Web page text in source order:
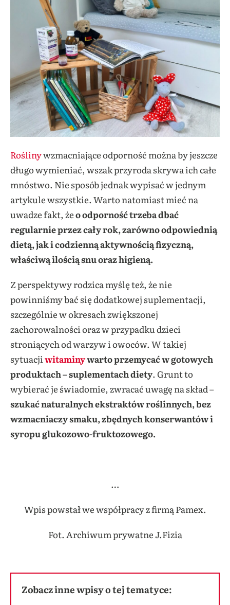
Roślinywzmacniające odporność można by jeszcze
długo wymieniać, wszak przyroda skrywa ich całe
mnóstwo. Nie sposób jednak wypisać w jednym
artykule wszystkie. Warto natomiast mieć na
uwadze fakt, żeo odporność trzeba dbać
regularnie przez cały rok, zarówno odpowiednią
dietą, jak i codzienną aktywnością fizyczną,
właściwą ilością snu oraz higieną.
Z perspektywy rodzica myślę też, że nie
powinniśmy bać się dodatkowej suplementacji,
szczególnie w okresach zwiększonej
zachorowalności oraz w przypadku dzieci
stroniących od warzyw i owoców. W takiej
sytuacjiwitaminywarto przemycać w gotowych
produktach – suplementach diety. Grunt to
wybierać je świadomie, zwracać uwagę na skład –
szukać naturalnych ekstraktów roślinnych, bez
wzmacniaczy smaku, zbędnych konserwantów i
syropu glukozowo-fruktozowego.
…
Wpis powstał we współpracy z firmą Pamex.
Fot. Archiwum prywatne J.Fizia
Zobacz inne wpisy o tej tematyce: